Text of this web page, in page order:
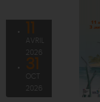
AVRIL
2026
31
2026